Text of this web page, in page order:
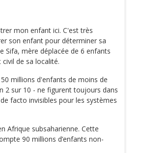
mon enfant ici. C'est très
son enfant pour déterminer sa
Sifa, mère déplacée de 6 enfants
de sa localité.
millions d'enfants de moins de
2 sur 10 - ne figurent toujours dans
facto invisibles pour les systèmes
Afrique subsaharienne. Cette
90 millions d’enfants non-